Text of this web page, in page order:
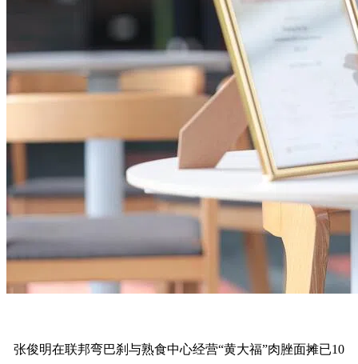
张俊明在联邦弯巴刹与熟食中心经营“黄大福”肉脞面摊已10